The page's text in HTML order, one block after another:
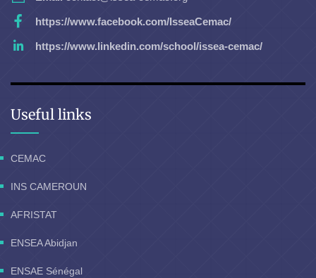
https://www.facebook.com/IsseaCemac/
https://www.linkedin.com/school/issea-cemac/
Useful links
CEMAC
INS CAMEROUN
AFRISTAT
ENSEA Abidjan
ENSAE Sénégal